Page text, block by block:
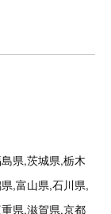
県,茨城県,栃木
,富山県,石川県,
県,滋賀県,京都